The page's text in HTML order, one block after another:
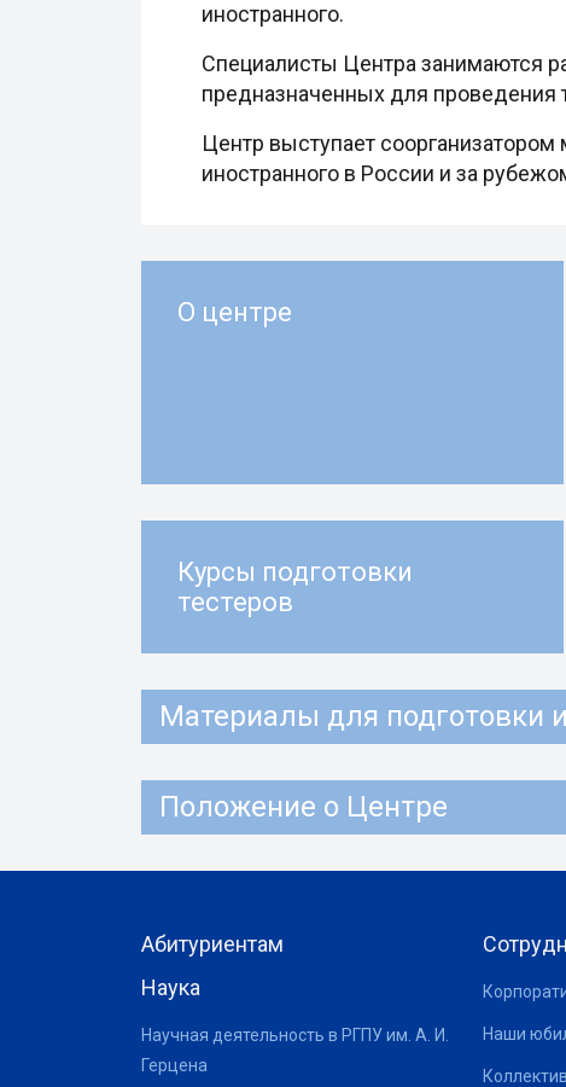
иностранного.
Специалисты Центра занимаются
предназначенных для проведения
Центр выступает
иностранного в России и за
О центре
Курсы подготовки
тестеров
Материалы для подготовки
Положение о Центре
Абитуриентам
Наука
Научная деятельность в РГПУ им. А. И.
Герцена
Наши